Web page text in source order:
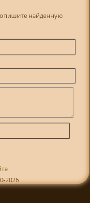
найденную
2026